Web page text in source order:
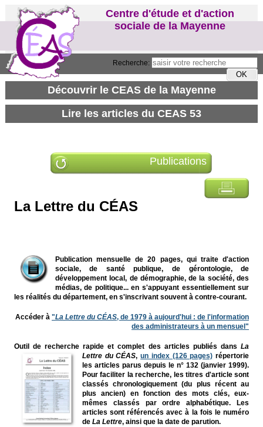
Recherche:
Centre d'étude et d'action
sociale de la Mayenne
Publications
La Lettre du CÉAS
Publication mensuelle de 20 pages, qui traite d'action
sociale, de santé publique, de gérontologie, de
développement local, de démographie, de la société, des
médias, de politique... en s'appuyant essentiellement sur
les réalités du département, ens'inscrivant souvent à contre-courant.
Accéder à"La Lettre du CÉAS, de 1979 à aujourd'hui : de l'information
des administrateurs à un mensuel"
Outil de recherche rapide et complet des articles publiés dansLa
Lettre du CÉAS,un index (126 pages) répertorie
les articles parus depuis le n° 132 (janvier 1999).
Pour faciliter la recherche, les titres d'article sont
classés chronologiquement (du plus récent au
plus ancien) en fonction des mots clés, eux-
mêmes classés par ordre alphabétique. Les
articles sont référencés avec à la fois le numéro
de La Lettre, ainsi que la date de parution.